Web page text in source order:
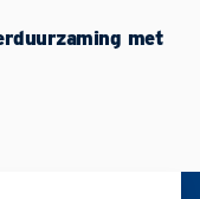
met